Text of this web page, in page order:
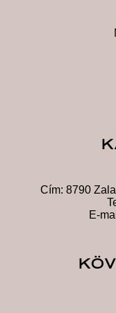
Cím: 8790
E-